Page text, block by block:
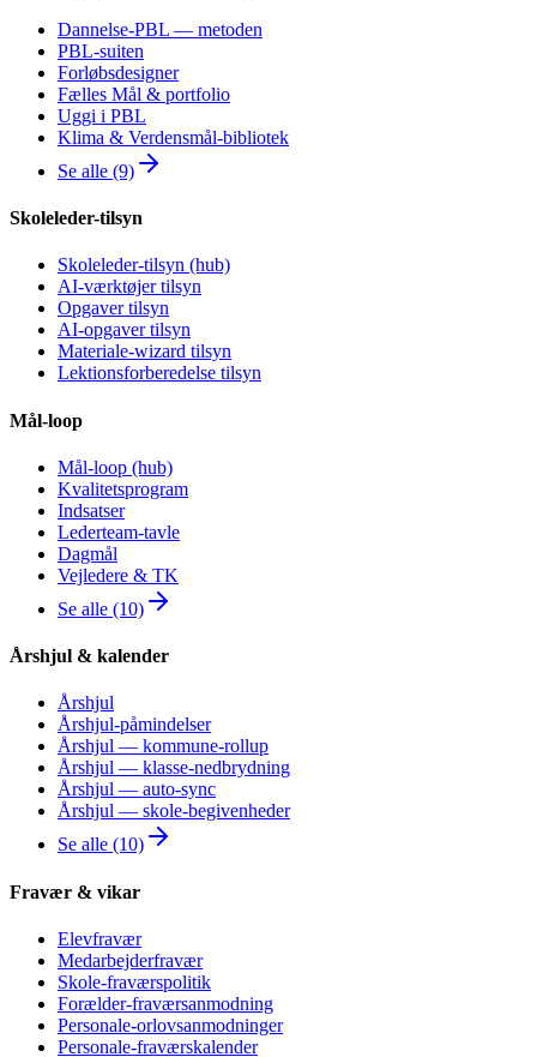
Dannelse-PBL — metoden
PBL-suiten
Forløbsdesigner
Fælles Mål & portfolio
Uggi i PBL
Klima & Verdensmål-bibliotek
Se alle (9)
Skoleleder-tilsyn
Skoleleder-tilsyn (hub)
AI-værktøjer tilsyn
Opgaver tilsyn
AI-opgaver tilsyn
Materiale-wizard tilsyn
Lektionsforberedelse tilsyn
Mål-loop
Mål-loop (hub)
Kvalitetsprogram
Indsatser
Lederteam-tavle
Dagmål
Vejledere & TK
Se alle (10)
Årshjul & kalender
Årshjul
Årshjul-påmindelser
Årshjul — kommune-rollup
Årshjul — klasse-nedbrydning
Årshjul — auto-sync
Årshjul — skole-begivenheder
Se alle (10)
Fravær & vikar
Elevfravær
Medarbejderfravær
Skole-fraværspolitik
Forælder-fraværsanmodning
Personale-orlovsanmodninger
Personale-fraværskalender